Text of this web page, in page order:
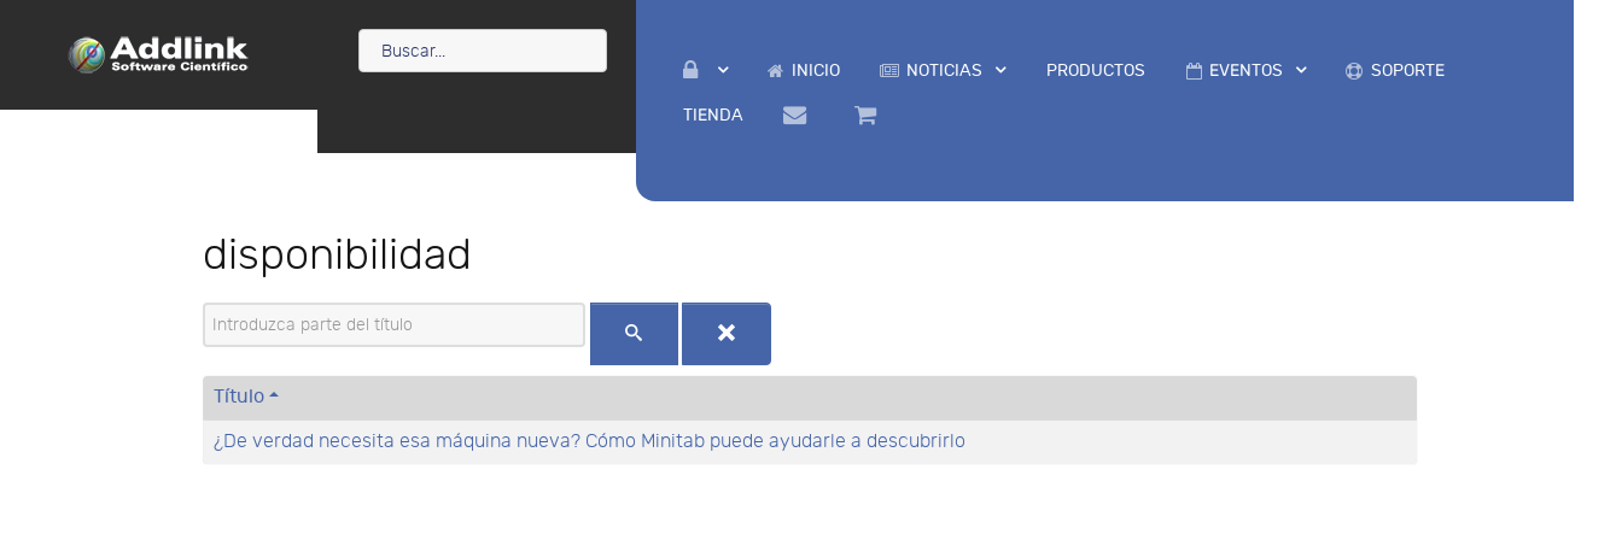
INICIO NOTICIAS PRODUCTOS EVENTOS SOPORTE
TIENDA
disponibilidad
Introduzca parte del título
Título
¿De verdad necesita esa máquina nueva? Cómo Minitab puede ayudarle a descubrirlo